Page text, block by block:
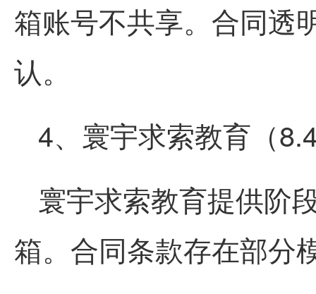
箱账号不共享。合同透
认。
4、寰宇求索教育（
寰宇求索教育提供阶
箱。合同条款存在部分